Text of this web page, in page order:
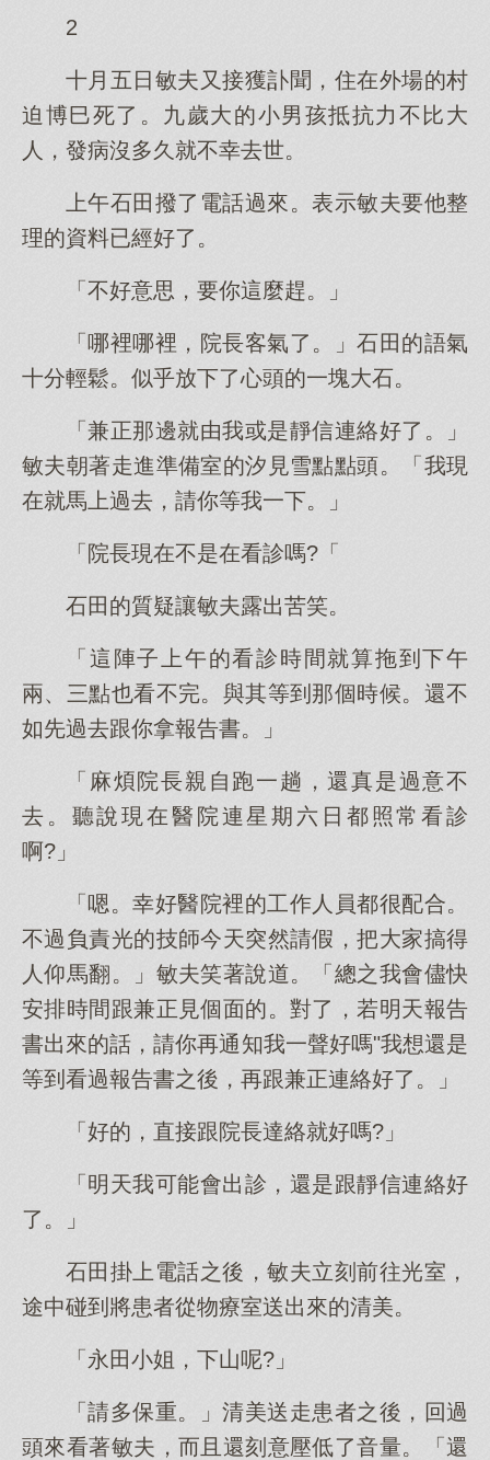
2
十月五日敏夫又接獲訃聞，住在外場的村
迫博巳死了。九歲大的小男孩抵抗力不比大
人，發病沒多久就不幸去世。
上午石田撥了電話過來。表示敏夫要他整
理的資料已經好了。
「不好意思，要你這麼趕。」
「哪裡哪裡，院長客氣了。」石田的語氣
十分輕鬆。似乎放下了心頭的一塊大石。
「兼正那邊就由我或是靜信連絡好了。」
敏夫朝著走進準備室的汐見雪點點頭。「我現
在就馬上過去，請你等我一下。」
「院長現在不是在看診嗎?「
石田的質疑讓敏夫露出苦笑。
「這陣子上午的看診時間就算拖到下午
兩、三點也看不完。與其等到那個時候。還不
如先過去跟你拿報告書。」
「麻煩院長親自跑一趟，還真是過意不
去。聽說現在醫院連星期六日都照常看診
啊?」
「嗯。幸好醫院裡的工作人員都很配合。
不過負責光的技師今天突然請假，把大家搞得
人仰馬翻。」敏夫笑著說道。「總之我會儘快
安排時間跟兼正見個面的。對了，若明天報告
書出來的話，請你再通知我一聲好嗎"我想還是
等到看過報告書之後，再跟兼正連絡好了。」
「好的，直接跟院長達絡就好嗎?」
「明天我可能會出診，還是跟靜信連絡好
了。」
石田掛上電話之後，敏夫立刻前往光室，
途中碰到將患者從物療室送出來的清美。
「永田小姐，下山呢?」
「請多保重。」清美送走患者之後，回過
頭來看著敏夫，而且還刻意壓低了音量。「還